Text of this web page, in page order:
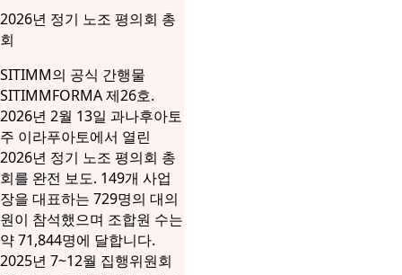
2026년 정기 노조 평의회 총
회
SITIMM의 공식 간행물
SITIMMFORMA 제26호.
2026년 2월 13일 과나후아토
주 이라푸아토에서 열린
2026년 정기 노조 평의회 총
회를 완전 보도. 149개 사업
장을 대표하는 729명의 대의
원이 참석했으며 조합원 수는
약 71,844명에 달합니다.
2025년 7~12월 집행위원회